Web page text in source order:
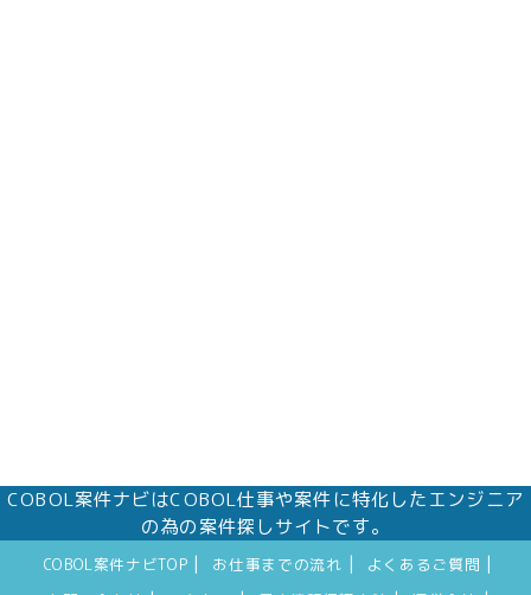
COBOL案件ナビはCOBOL仕事や案件に特化したエンジニア
の為の案件探しサイトです。
COBOL案件ナビTOP お仕事までの流れ よくあるご質問